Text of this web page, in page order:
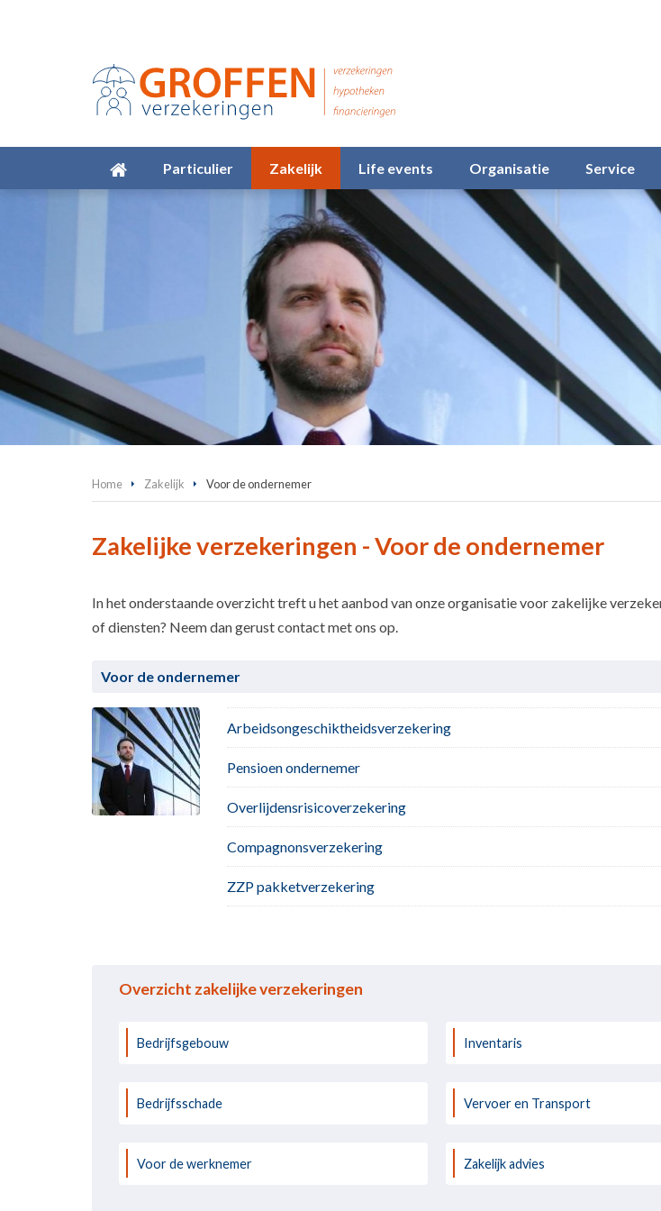
Particulier Zakelijk Life events Organisatie Service
Home Zakelijk Voor de ondernemer
Zakelijke verzekeringen - Voor de ondernemer
In het onderstaande overzicht treft u het aanbod van onze organisatie voor zakelijke
of diensten? Neem dan gerust contact met ons op.
Voor de ondernemer
Arbeidsongeschiktheidsverzekering
Pensioen ondernemer
Overlijdensrisicoverzekering
Compagnonsverzekering
ZZP pakketverzekering
Overzicht zakelijke verzekeringen
Bedrijfsgebouw Inventaris
Bedrijfsschade Vervoer en Transport
Voor de werknemer Zakelijk advies